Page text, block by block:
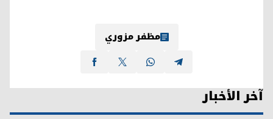
مظفر مزوري
آخر الأخبار